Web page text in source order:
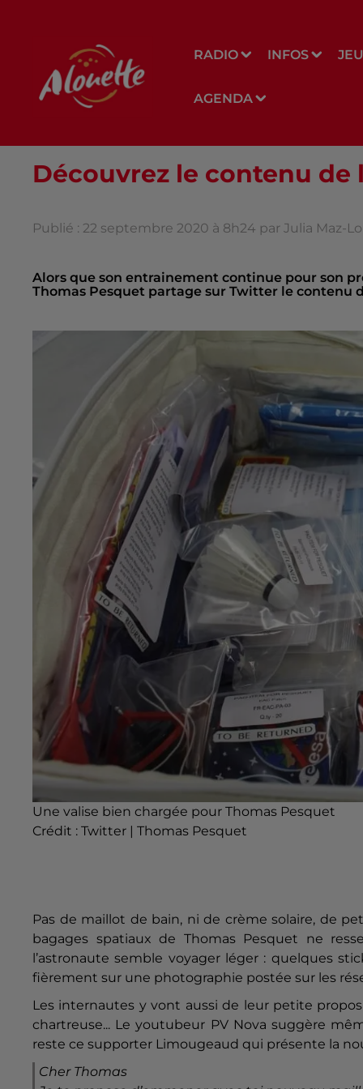
RADIO INFOS
AGENDA
Découvrez le contenu de
Publié : 22 septembre 2020 à 8h24 par Julia Maz-
Alors que son entrainement continue pour son
Thomas Pesquet partage sur Twitter le contenu
Une valise bien chargée pour Thomas Pesquet
Crédit : Twitter | Thomas Pesquet
Pas de maillot de bain, ni de crème solaire, de
bagages spatiaux de Thomas Pesquet ne
l’astronaute semble voyager léger : quelques
fièrement sur une photographie postée sur les
Les internautes y vont aussi de leur petite
chartreuse... Le youtubeur PV Nova suggère
reste ce supporter Limougeaud qui présente la
Cher Thomas